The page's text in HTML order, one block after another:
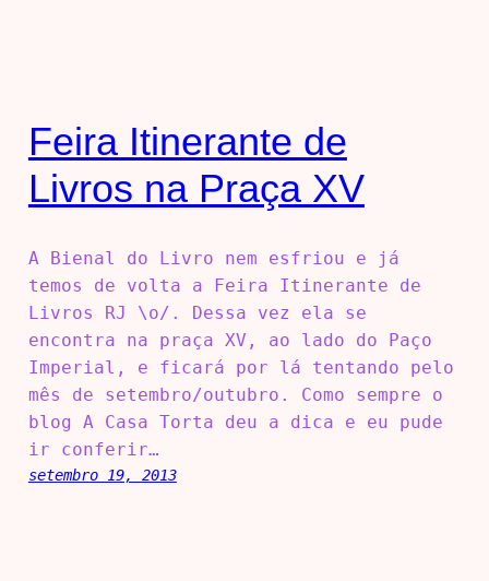
Feira Itinerante de
Livros na Praça XV
A Bienal do Livro nem esfriou e já
temos de volta a Feira Itinerante de
Livros RJ \o/. Dessa vez ela se
encontra na praça XV, ao lado do Paço
Imperial, e ficará por lá tentando pelo
mês de setembro/outubro. Como sempre o
blog A Casa Torta deu a dica e eu pude
ir conferir…
setembro 19, 2013